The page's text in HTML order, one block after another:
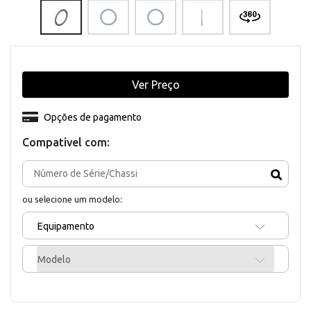
Compativel com:
ou selecione um modelo:
Equipamento
Modelo
Opções de pagamento
Ver Preço